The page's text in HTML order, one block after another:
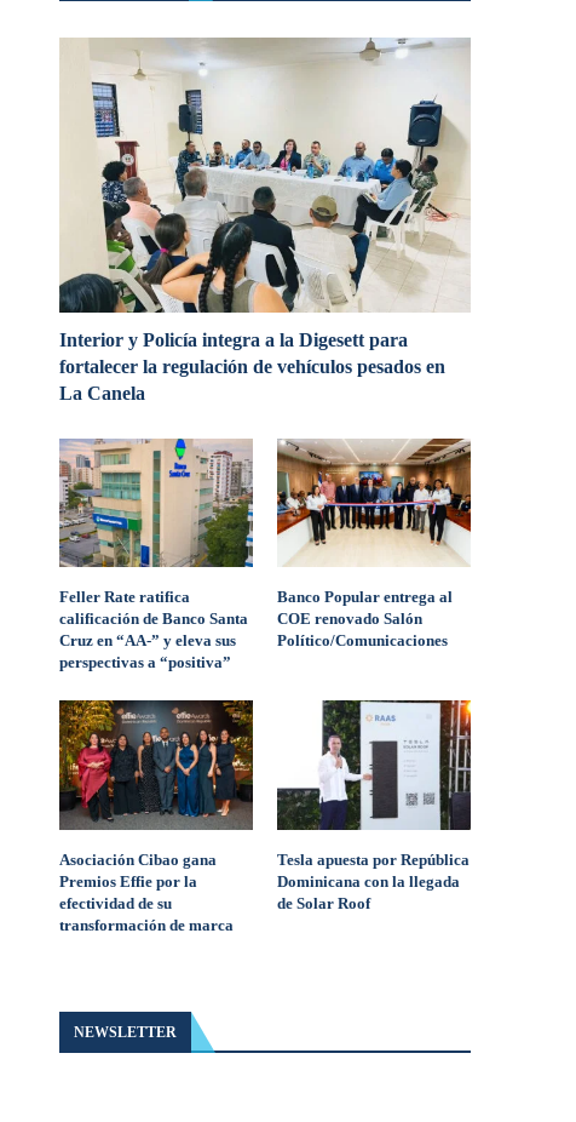
Interior y Policía integra a la Digesett para
fortalecer la regulación de vehículos pesados en
La Canela
Feller Rate ratifica
calificación de Banco Santa
Cruz en “AA-” y eleva sus
perspectivas a “positiva”
Banco Popular entrega al
COE renovado Salón
Político/Comunicaciones
Asociación Cibao gana
Premios Effie por la
efectividad de su
transformación de marca
Tesla apuesta por República
Dominicana con la llegada
de Solar Roof
NEWSLETTER